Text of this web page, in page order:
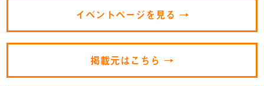
イベントページを見る →
掲載元はこちら →